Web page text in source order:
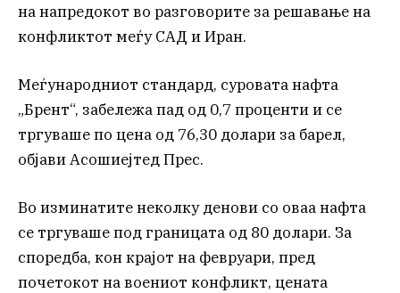
на напредокот во разговорите за решавање на
конфликтот меѓу САД и Иран.
Меѓународниот стандард, суровата нафта
„Брент“, забележа пад од 0,7 проценти и се
тргуваше по цена од 76,30 долари за барел,
објави Асошиејтед Прес.
Во изминатите неколку денови со оваа нафта
се тргуваше под границата од 80 долари. За
споредба, кон крајот на февруари, пред
почетокот на воениот конфликт, цената